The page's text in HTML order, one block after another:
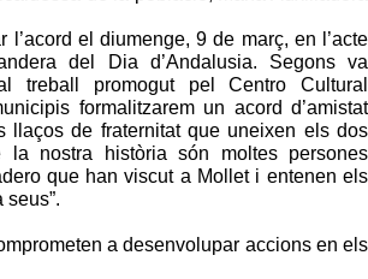
l’acord el diumenge, 9 de març, en l’acte
del Dia d’Andalusia. Segons va
treball promogut pel Centro Cultural
formalitzarem un acord d’amistat
llaços de fraternitat que uneixen els dos
nostra història són moltes persones
que han viscut a Mollet i entenen els
a desenvolupar accions en els